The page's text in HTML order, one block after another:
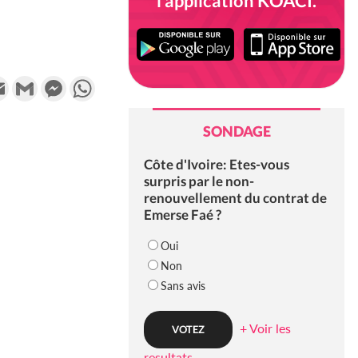
Email Gmail MessengerWhatsApp
SONDAGE
Côte d'Ivoire: Etes-vous
surpris par le non-
renouvellement du contrat de
Emerse Faé ?
Oui
Non
Sans avis
+ Voir les